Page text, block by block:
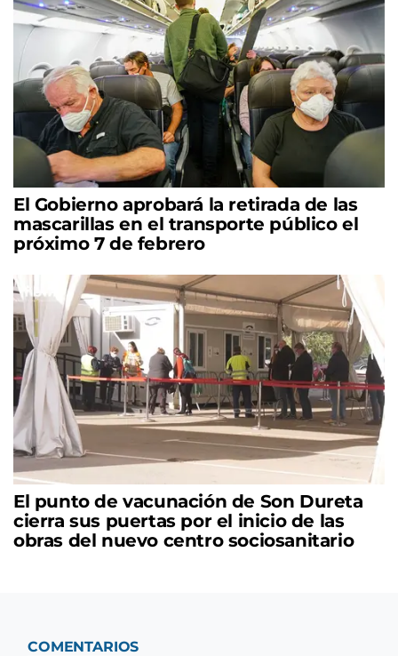
El Gobierno aprobará la retirada de las
mascarillas en el transporte público el
próximo 7 de febrero
El punto de vacunación de Son Dureta
cierra sus puertas por el inicio de las
obras del nuevo centro sociosanitario
COMENTARIOS